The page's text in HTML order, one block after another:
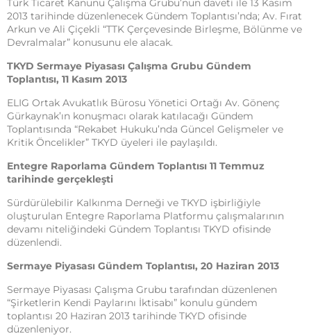
Türk Ticaret Kanunu Çalışma Grubu’nun daveti ile 13 Kasım
2013 tarihinde düzenlenecek Gündem Toplantısı’nda; Av. Fırat
Arkun ve Ali Çiçekli “TTK Çerçevesinde Birleşme, Bölünme ve
Devralmalar” konusunu ele alacak.
TKYD Sermaye Piyasası Çalışma Grubu Gündem
Toplantısı, 11 Kasım 2013
ELIG Ortak Avukatlık Bürosu Yönetici Ortağı Av. Gönenç
Gürkaynak’ın konuşmacı olarak katılacağı Gündem
Toplantısında “Rekabet Hukuku’nda Güncel Gelişmeler ve
Kritik Öncelikler” TKYD üyeleri ile paylaşıldı.
Entegre Raporlama Gündem Toplantısı 11 Temmuz
tarihinde gerçekleşti
Sürdürülebilir Kalkınma Derneği ve TKYD işbirliğiyle
oluşturulan Entegre Raporlama Platformu çalışmalarının
devamı niteliğindeki Gündem Toplantısı TKYD ofisinde
düzenlendi.
Sermaye Piyasası Gündem Toplantısı, 20 Haziran 2013
Sermaye Piyasası Çalışma Grubu tarafından düzenlenen
“Şirketlerin Kendi Paylarını İktisabı” konulu gündem
toplantısı 20 Haziran 2013 tarihinde TKYD ofisinde
düzenleniyor.